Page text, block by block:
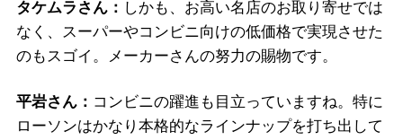
タケムラさん： しかも、お高い名店のお取り寄せでは
なく、スーパーやコンビニ向けの低価格で実現させた
のもスゴイ。メーカーさんの努力の賜物です。
平岩さん： コンビニの躍進も目立っていますね。特に
ローソンはかなり本格的なラインナップを打ち出して